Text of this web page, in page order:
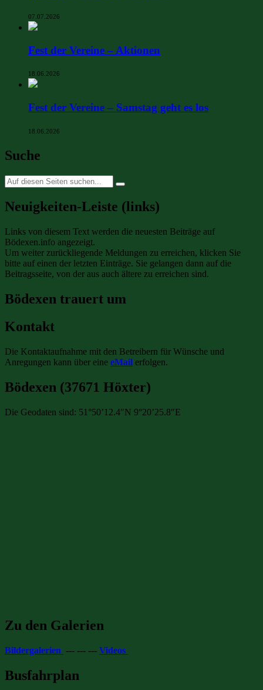
07.07.2026
Fest der Vereine – Aktionen
18.06.2026
Fest der Vereine – Samstag geht es los
18.06.2026
Suche
Suche
nach:
Neuigkeiten-Leiste (links)
Links von diesem Text werden die neuesten Beiträge auf
Bödexen.info angezeigt.
Um weiter zurückliegende Meldungen zu erreichen, klicken Sie
bitte auf einen der letzten Einträge. Sie gelangen dann auf die
Beitragsseite, von der aus auch ältere zu erreichen sind.
Bödexen trauert um
Kontakt
Die Kontaktaufnahme mit den Betreibern für Wünsche und
Anregungen kann über eine eMail erfolgen.
Bödexen (37671 Höxter)
Die Geodaten sind: 51°50’12.4″N 9°20’25.8″E
Zu den Galerien
Bildergalerien --- --- --- Videos
Busfahrplan